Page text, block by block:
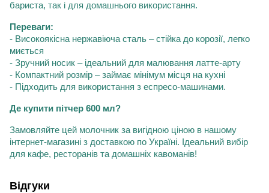
бариста, так і для домашнього використання.
Переваги:
- Високоякісна нержавіюча сталь – стійка до корозії, легко
миється
- Зручний носик – ідеальний для малювання латте-арту
- Компактний розмір – займає мінімум місця на кухні
- Підходить для використання з еспресо-машинами.
Де купити пітчер 600 мл?
Замовляйте цей молочник за вигідною ціною в нашому
інтернет-магазині з доставкою по Україні. Ідеальний вибір
для кафе, ресторанів та домашніх кавоманів!
Відгуки